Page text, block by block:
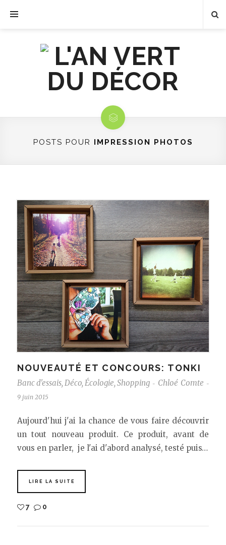
POSTS POUR IMPRESSION PHOTOS
NOUVEAUTÉ ET CONCOURS: TONKI
Banc d'essais, Déco, Écologie, Shopping - Chloé Comte -
9 juin 2015
Aujourd'hui j'ai la chance de vous faire découvrir
un tout nouveau produit. Ce produit, avant de
vous en parler, je l'ai d'abord analysé, testé puis…
LIRE LA SUITE
7 0